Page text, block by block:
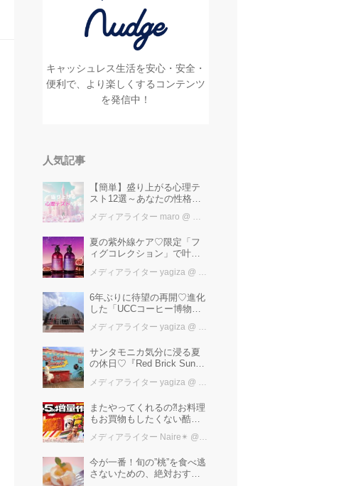
キャッシュレス生活を安心・安全・
便利で、より楽しくするコンテンツ
を発信中！
人気記事
【簡単】盛り上がる心理テ
スト12選～あなたの性格を
メディアライター maro @ カワコレメディア編集部
夏の紫外線ケア♡限定「フ
ィグコレクション」で叶え
メディアライター yagiza @ カワコレメディア編集部
6年ぶりに待望の再開♡進化
した「UCCコーヒー博物
ーマパーク”！館内展示の全
メディアライター yagiza @ カワコレメディア編集部
サンタモニカ気分に浸る夏
の休日♡『Red Brick Sunset
レンガ倉庫】
メディアライター yagiza @ カワコレメディア編集部
またやってくれるの⁈お料理
もお買物もしたくない酷暑
けば増量中！！
メディアライター Naire✴︎ @ カワコレメディア編集部
今が一番！旬の”桃”を食べ逃
さないための、絶対おすす